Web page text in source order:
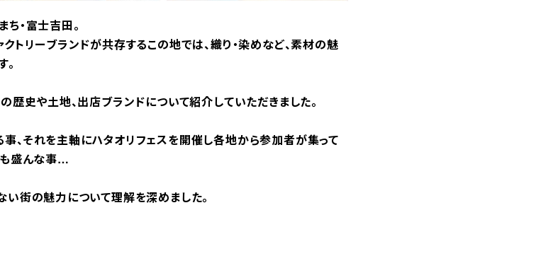
・富士吉田。
トリーブランドが共存するこの地では、織り・染めなど、素材の魅
歴史や土地、出店ブランドについて紹介していただきました。
、それを主軸にハタオリフェスを開催し各地から参加者が集って
も盛んな事…
街の魅力について理解を深めました。